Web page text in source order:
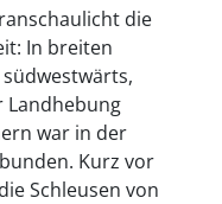
die
In breiten
Landhebung
war in der
Kurz vor
Schleusen von